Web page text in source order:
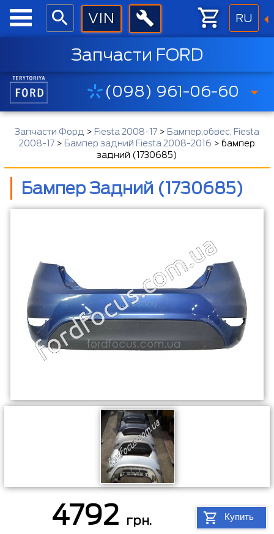
RU
Запчасти FORD
(098) 961-06-60
Запчасти Форд > Fiesta 2008-17> Бампер,обвес, Fiesta
2008-17> Бампер задний Fiesta 2008-2016 > бампер
задний (1730685)
Бампер Задний (1730685)
4792 грн. Купить